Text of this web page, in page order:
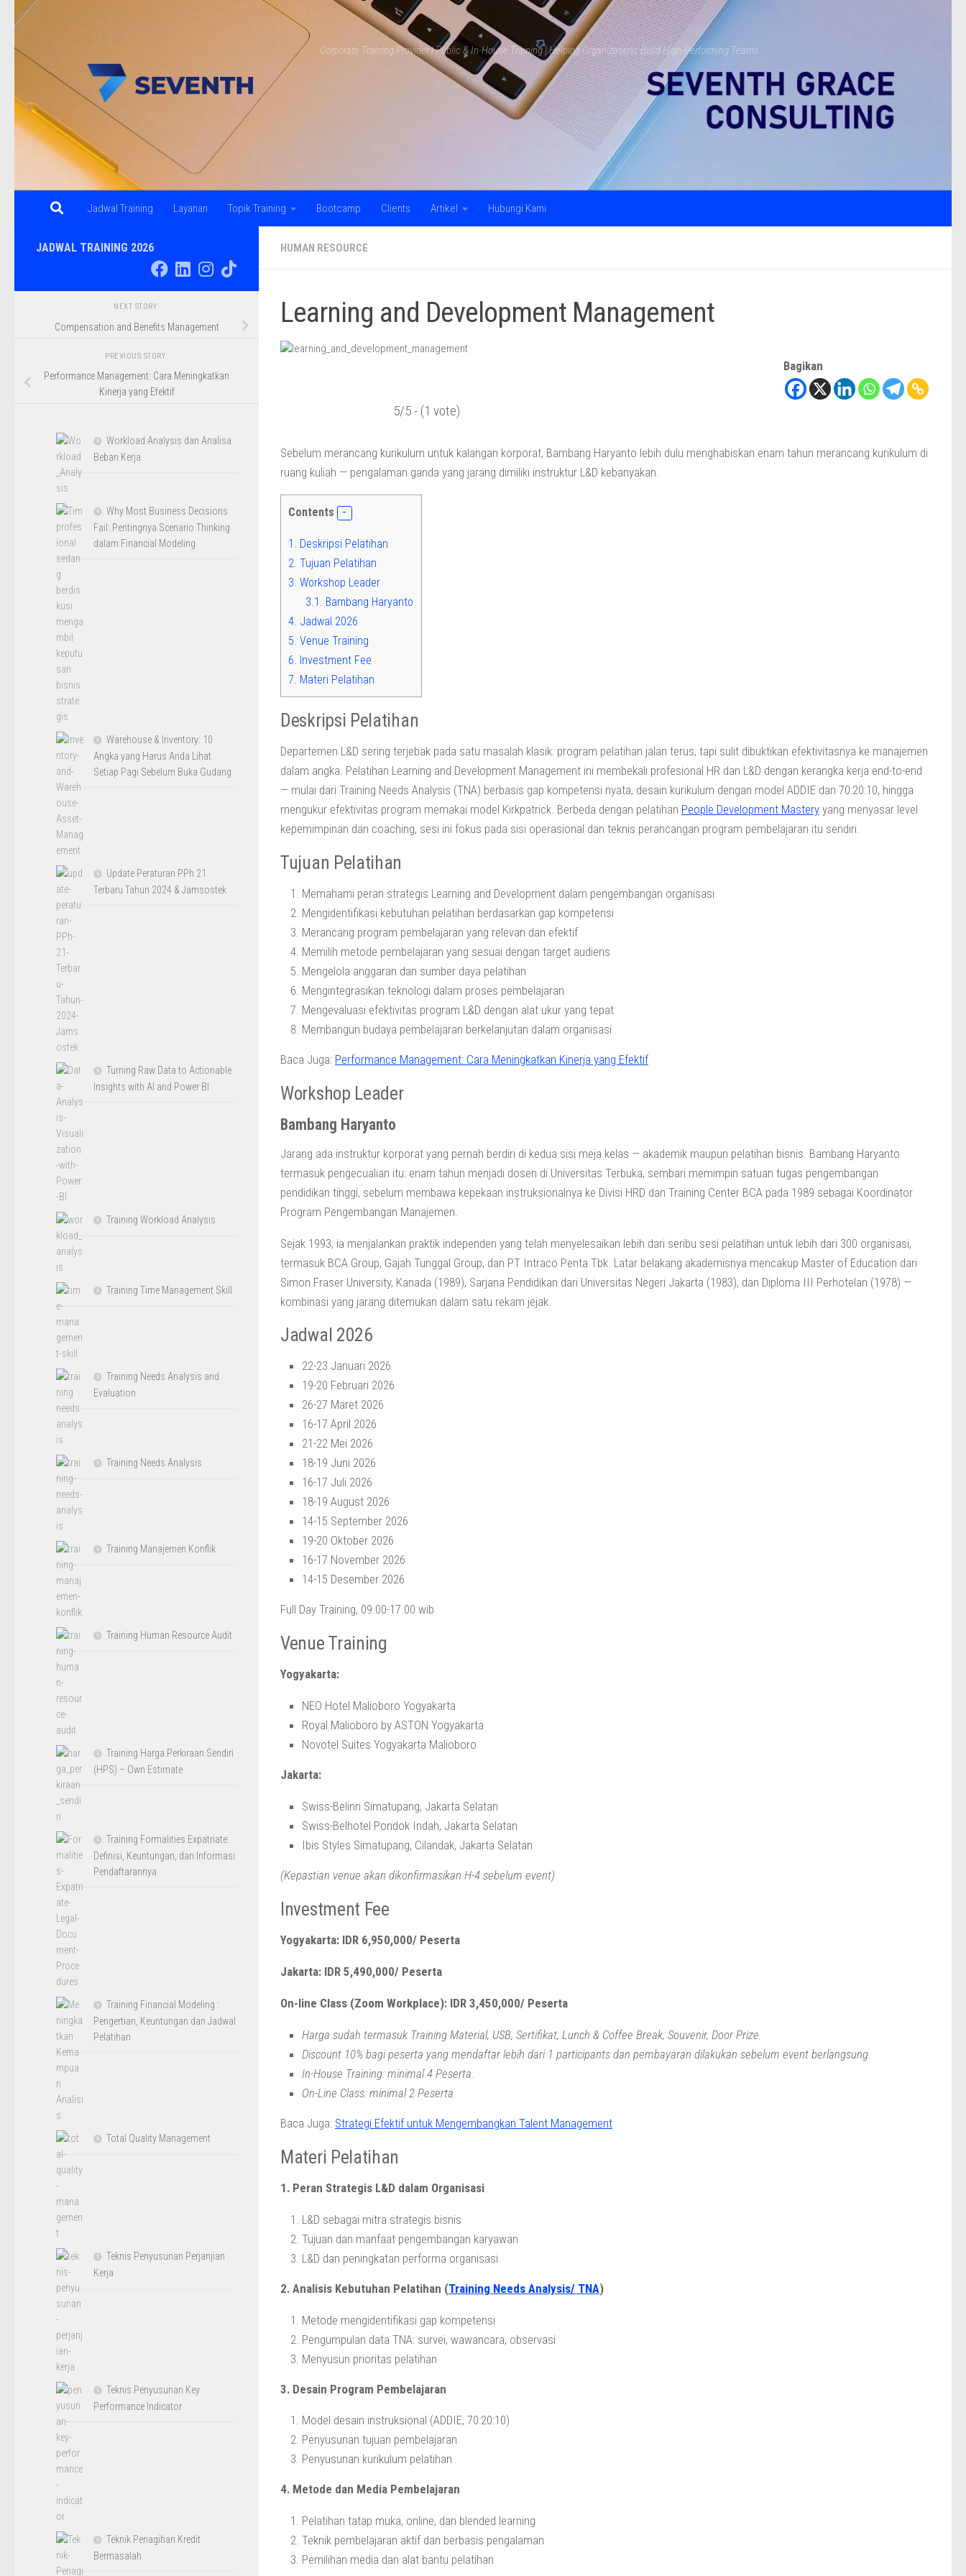
Skip to content
Corporate Training Provider | Public & In-House Training | Helping Organizations Build High-Performing Teams
Jadwal Training Layanan Topik Training Bootcamp Clients Artikel Hubungi Kami
HUMAN RESOURCE
Learning and Development Management
Bagikan
5/5 - (1 vote)
Sebelum merancang kurikulum untuk kalangan korporat, Bambang Haryanto lebih dulu menghabiskan enam tahun merancang kurikulum di
ruang kuliah — pengalaman ganda yang jarang dimiliki instruktur L&D kebanyakan.
Contents
1. Deskripsi Pelatihan
2. Tujuan Pelatihan
3. Workshop Leader
3.1. Bambang Haryanto
4. Jadwal 2026
5. Venue Training
6. Investment Fee
7. Materi Pelatihan
Deskripsi Pelatihan
Departemen L&D sering terjebak pada satu masalah klasik: program pelatihan jalan terus, tapi sulit dibuktikan efektivitasnya ke manajemen
dalam angka. Pelatihan Learning and Development Management ini membekali profesional HR dan L&D dengan kerangka kerja end-to-end
— mulai dari Training Needs Analysis (TNA) berbasis gap kompetensi nyata, desain kurikulum dengan model ADDIE dan 70:20:10, hingga
mengukur efektivitas program memakai model Kirkpatrick. Berbeda dengan pelatihan People Development Mastery yang menyasar level
kepemimpinan dan coaching, sesi ini fokus pada sisi operasional dan teknis perancangan program pembelajaran itu sendiri.
Tujuan Pelatihan
Memahami peran strategis Learning and Development dalam pengembangan organisasi
Mengidentifikasi kebutuhan pelatihan berdasarkan gap kompetensi
Merancang program pembelajaran yang relevan dan efektif
Memilih metode pembelajaran yang sesuai dengan target audiens
Mengelola anggaran dan sumber daya pelatihan
Mengintegrasikan teknologi dalam proses pembelajaran
Mengevaluasi efektivitas program L&D dengan alat ukur yang tepat
Membangun budaya pembelajaran berkelanjutan dalam organisasi
Baca Juga: Performance Management: Cara Meningkatkan Kinerja yang Efektif
Workshop Leader
Bambang Haryanto
Jarang ada instruktur korporat yang pernah berdiri di kedua sisi meja kelas — akademik maupun pelatihan bisnis. Bambang Haryanto
termasuk pengecualian itu: enam tahun menjadi dosen di Universitas Terbuka, sembari memimpin satuan tugas pengembangan
pendidikan tinggi, sebelum membawa kepekaan instruksionalnya ke Divisi HRD dan Training Center BCA pada 1989 sebagai Koordinator
Program Pengembangan Manajemen.
Sejak 1993, ia menjalankan praktik independen yang telah menyelesaikan lebih dari seribu sesi pelatihan untuk lebih dari 300 organisasi,
termasuk BCA Group, Gajah Tunggal Group, dan PT Intraco Penta Tbk. Latar belakang akademisnya mencakup Master of Education dari
Simon Fraser University, Kanada (1989), Sarjana Pendidikan dari Universitas Negeri Jakarta (1983), dan Diploma III Perhotelan (1978) —
kombinasi yang jarang ditemukan dalam satu rekam jejak.
Jadwal 2026
22-23 Januari 2026
19-20 Februari 2026
26-27 Maret 2026
16-17 April 2026
21-22 Mei 2026
18-19 Juni 2026
16-17 Juli 2026
18-19 August 2026
14-15 September 2026
19-20 Oktober 2026
16-17 November 2026
14-15 Desember 2026
Full Day Training, 09.00-17.00 wib
Venue Training
Yogyakarta:
NEO Hotel Malioboro Yogyakarta
Royal Malioboro by ASTON Yogyakarta
Novotel Suites Yogyakarta Malioboro
Jakarta:
Swiss-Belinn Simatupang, Jakarta Selatan
Swiss-Belhotel Pondok Indah, Jakarta Selatan
Ibis Styles Simatupang, Cilandak, Jakarta Selatan
(Kepastian venue akan dikonfirmasikan H-4 sebelum event)
Investment Fee
Yogyakarta: IDR 6,950,000/ Peserta
Jakarta: IDR 5,490,000/ Peserta
On-line Class (Zoom Workplace): IDR 3,450,000/ Peserta
Harga sudah termasuk Training Material, USB, Sertifikat, Lunch & Coffee Break, Souvenir, Door Prize.
Discount 10% bagi peserta yang mendaftar lebih dari 1 participants dan pembayaran dilakukan sebelum event berlangsung.
In-House Training: minimal 4 Peserta.
On-Line Class: minimal 2 Peserta.
Baca Juga: Strategi Efektif untuk Mengembangkan Talent Management
Materi Pelatihan
1. Peran Strategis L&D dalam Organisasi
L&D sebagai mitra strategis bisnis
Tujuan dan manfaat pengembangan karyawan
L&D dan peningkatan performa organisasi
2. Analisis Kebutuhan Pelatihan (Training Needs Analysis/ TNA)
Metode mengidentifikasi gap kompetensi
Pengumpulan data TNA: survei, wawancara, observasi
Menyusun prioritas pelatihan
3. Desain Program Pembelajaran
Model desain instruksional (ADDIE, 70:20:10)
Penyusunan tujuan pembelajaran
Penyusunan kurikulum pelatihan
4. Metode dan Media Pembelajaran
Pelatihan tatap muka, online, dan blended learning
Teknik pembelajaran aktif dan berbasis pengalaman
Pemilihan media dan alat bantu pelatihan
JADWAL TRAINING 2026
NEXT STORY
Compensation and Benefits Management
PREVIOUS STORY
Performance Management: Cara Meningkatkan
Kinerja yang Efektif
Workload Analysis dan Analisa
Beban Kerja
Why Most Business Decisions
Fail: Pentingnya Scenario Thinking
dalam Financial Modeling
Warehouse & Inventory: 10
Angka yang Harus Anda Lihat
Setiap Pagi Sebelum Buka Gudang
Update Peraturan PPh 21
Terbaru Tahun 2024 & Jamsostek
Turning Raw Data to Actionable
Insights with AI and Power BI
Training Workload Analysis
Training Time Management Skill
Training Needs Analysis and
Evaluation
Training Needs Analysis
Training Manajemen Konflik
Training Human Resource Audit
Training Harga Perkiraan Sendiri
(HPS) – Own Estimate
Training Formalities Expatriate:
Definisi, Keuntungan, dan Informasi
Pendaftarannya
Training Financial Modeling :
Pengertian, Keuntungan dan Jadwal
Pelatihan
Total Quality Management
Teknis Penyusunan Perjanjian
Kerja
Teknis Penyusunan Key
Performance Indicator
Teknik Penagihan Kredit
Bermasalah